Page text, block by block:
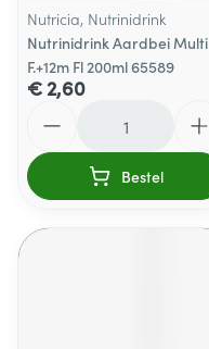
Nutricia, Nutrinidrink
Nutrinidrink Aardbei Multi
F.+12m Fl 200ml 65589
€ 2,60
Bestel